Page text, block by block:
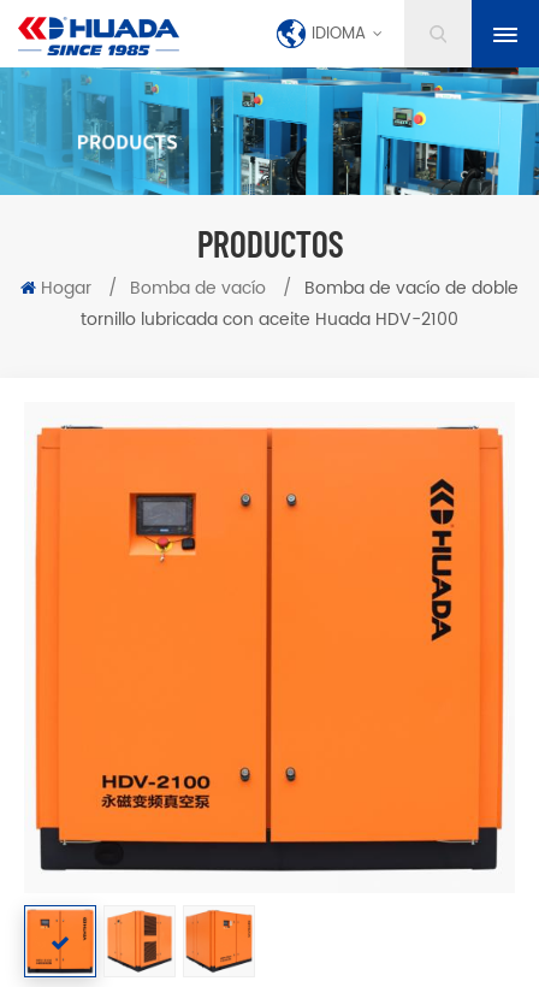
IDIOMA
PRODUCTOS
Hogar / Bomba de vacío / Bomba de vacío de doble
tornillo lubricada con aceite Huada HDV-2100